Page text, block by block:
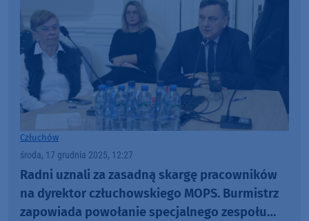
Człuchów
środa, 17 grudnia 2025, 12:27
Radni uznali za zasadną skargę pracowników
na dyrektor człuchowskiego MOPS. Burmistrz
zapowiada powołanie specjalnego zespołu